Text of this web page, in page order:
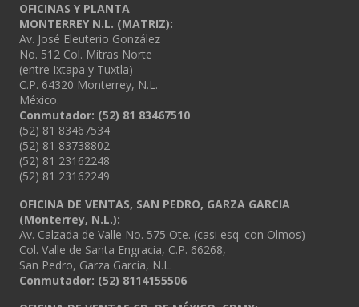
OFICINAS Y PLANTA
MONTERREY N.L. (MATRIZ):
Av. José Eleuterio González
No. 512 Col. Mitras Norte
(entre Ixtapa y Tuxtla)
C.P. 64320 Monterrey, N.L.
México.
Conmutador: (52) 81 83467510
(52) 81 83467534
(52) 81 83738802
(52) 81 23162248
(52) 81 23162249
OFICINA DE VENTAS, SAN PEDRO, GARZA GARCIA
(Monterrey, N.L.):
Av. Calzada de Valle No. 575 Ote. (casi esq. con Olmos)
Col. Valle de Santa Engracia, C.P. 66268,
San Pedro, Garza García, N.L.
Conmutador: (52) 8114155506